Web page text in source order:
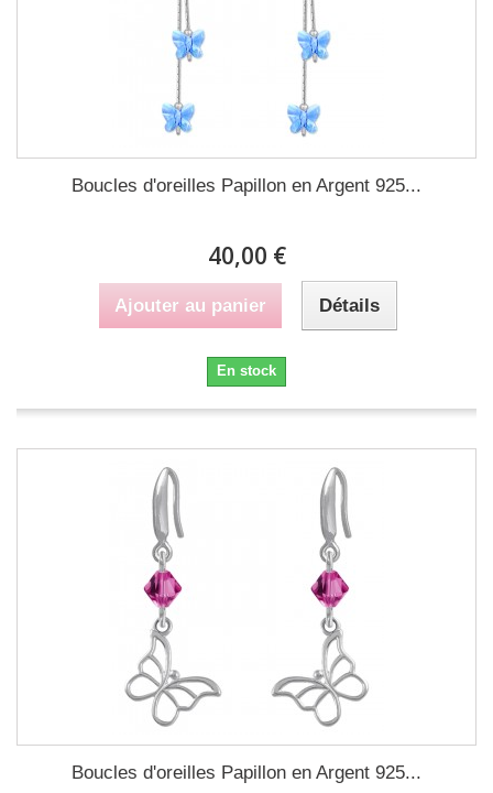
Boucles d'oreilles Papillon en Argent 925...
40,00 €
Ajouter au panier Détails
En stock
Boucles d'oreilles Papillon en Argent 925...